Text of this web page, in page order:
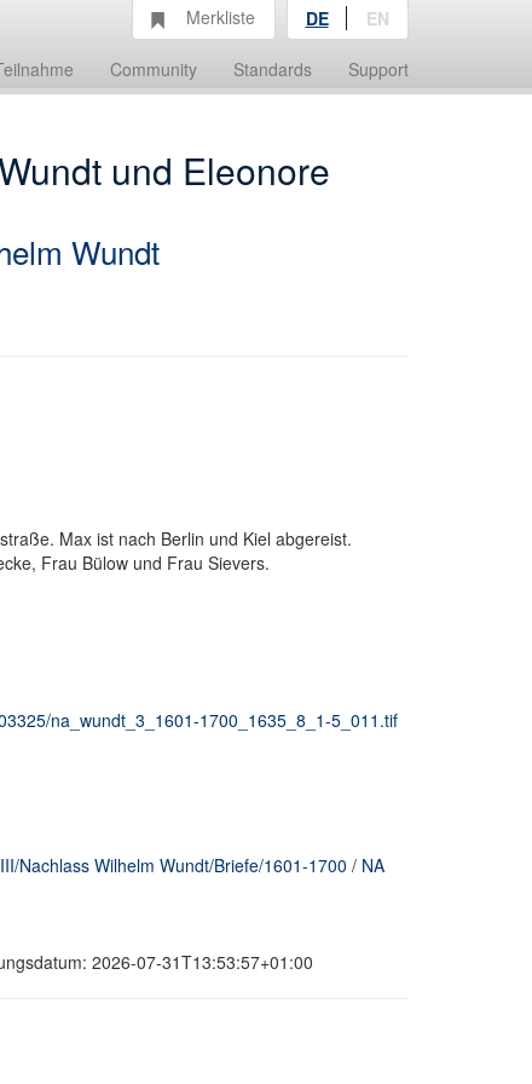
Community Standards Support
Merkliste DE EN
und Eleonore
Wundt
Max ist nach Berlin und Kiel abgereist.
Frau Bülow und Frau Sievers.
na_wundt_3_1601-1700_1635_8_1-5_011.tif
Nachlass Wilhelm Wundt/Briefe/1601-1700 / NA
2026-07-31T13:53:57+01:00